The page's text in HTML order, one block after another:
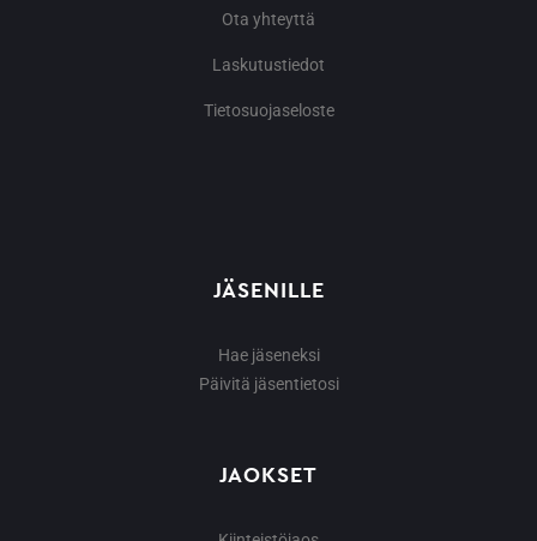
Ota yhteyttä
Laskutustiedot
Tietosuojaseloste
JÄSENILLE
Hae jäseneksi
Päivitä jäsentietosi
JAOKSET